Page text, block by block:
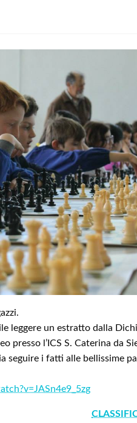
leggere un estratto dalla
presso l’ICS S. Caterina da
seguire i fatti alle bellissime